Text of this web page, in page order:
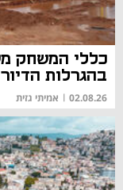
כללי המשחק
בהגרלות
02.08.26
| אמיתי גזית